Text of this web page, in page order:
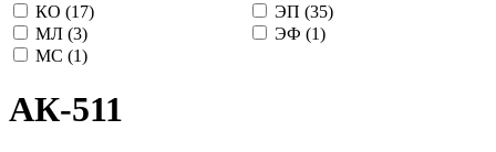
КО (17)
МЛ (3)
МС (1)
ЭП (35)
ЭФ (1)
АК-511